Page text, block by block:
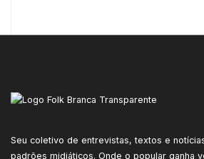
Seu coletivo de entrevistas, textos e
padrões midiáticos. Onde o popular ganha